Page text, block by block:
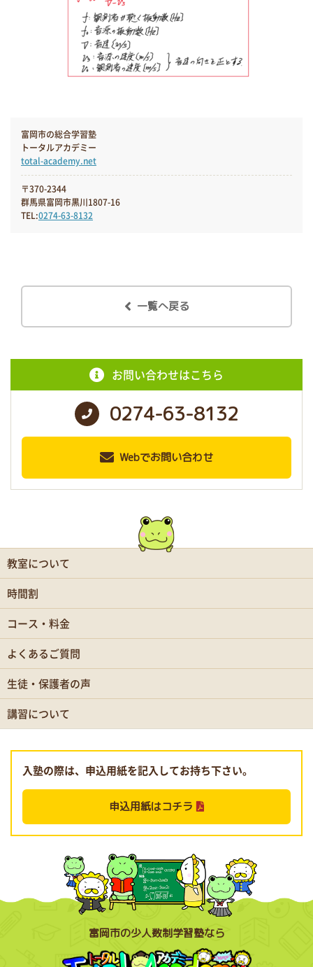
富岡市の総合学習塾
トータルアカデミー
total-academy.net
〒370-2344
群馬県富岡市黒川1807-16
TEL:0274-63-8132
一覧へ戻る
お問い合わせはこちら
0274-63-8132
Webでお問い合わせ
教室について
時間割
コース・料金
よくあるご質問
生徒・保護者の声
講習について
入塾の際は、申込用紙を記入してお持ち下さい。
申込用紙はコチラ
富岡市の少人数制学習塾なら